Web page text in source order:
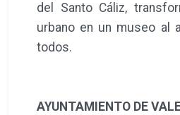
del Santo Cáliz,
urbano en un museo al
todos.
AYUNTAMIENTO DE